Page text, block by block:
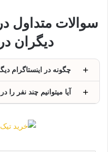
سوالات متداول
دیگران
چگونه در اینستاگرام
آیا میتوانیم چند نفر